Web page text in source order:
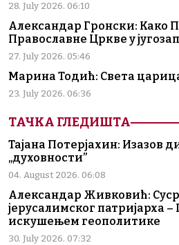
28. July 2026. 06:10
Александар Гронски: Како
Православне Цркве у
27. July 2026. 05:46
Марина Тодић: Света
23. July 2026. 06:36
ТАЧКА ГЛЕДИШТА
Тајана Потерјахин: Изазов
„духовности”
04. August 2026. 06:08
Александар Живковић:
јерусалимског патријарха
искушењем геополитике
30. July 2026. 07:32